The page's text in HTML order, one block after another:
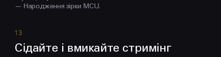
— Народження зірки MCU.
Сідайте і вмикайте стримінг